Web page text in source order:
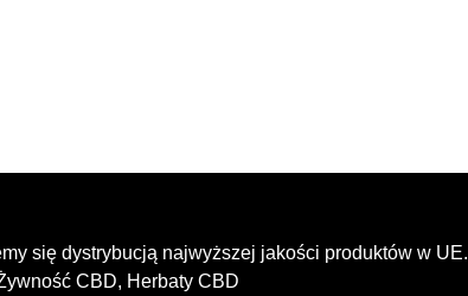
się dystrybucją najwyższej jakości produktów w UE.
CBD, Herbaty CBD